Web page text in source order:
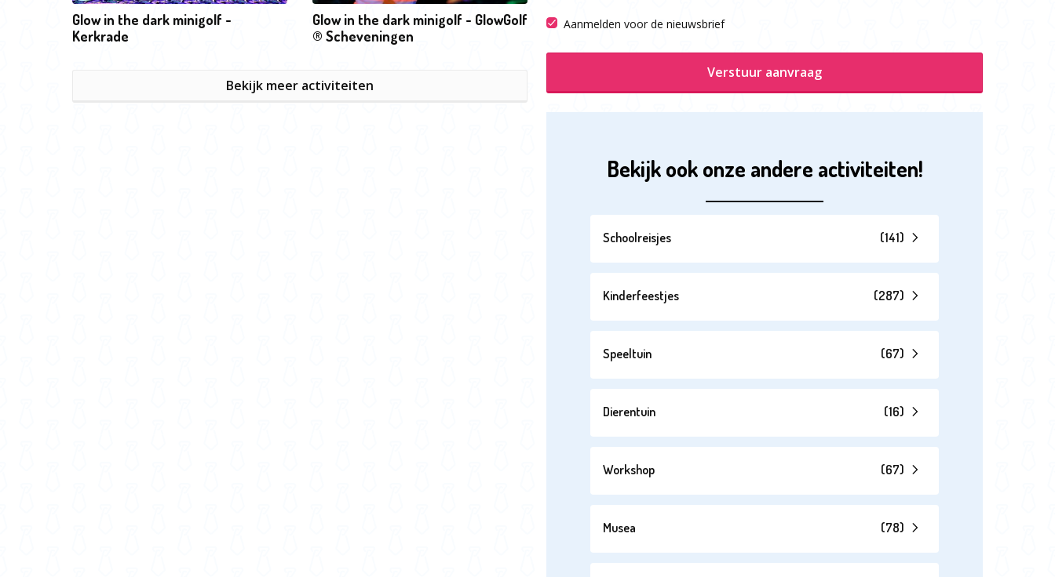
Glow in the dark minigolf -
Kerkrade
Glow in the dark minigolf - GlowGolf
® Scheveningen
Bekijk meer activiteiten
Aanmelden voor de nieuwsbrief
Verstuur aanvraag
Bekijk ook onze andere activiteiten!
Schoolreisjes (141)
Kinderfeestjes (287)
Speeltuin (67)
Dierentuin (16)
Workshop (67)
Musea (78)